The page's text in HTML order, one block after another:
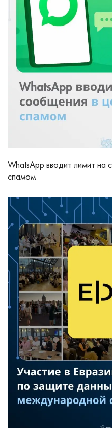
WhatsApp вводит лимит на
спамом